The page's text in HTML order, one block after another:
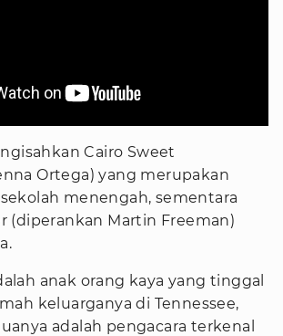
Cairo Sweet
Ortega) yang merupakan
menengah, sementara
(diperankan Martin Freeman)
anak orang kaya yang tinggal
keluarganya di Tennessee,
adalah pengacara terkenal